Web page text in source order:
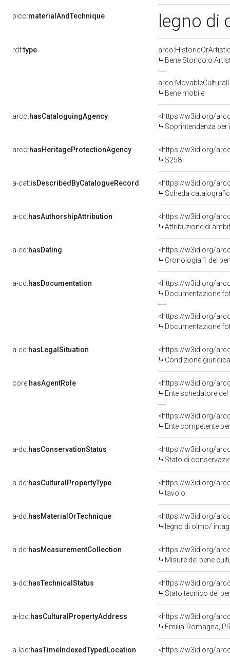
pico:materialAndTechnique legno
rdf:type
Bene Storico o
Bene mobile
arco:hasCataloguingAgency
<https://w3id.org/
Soprintendenza
arco:hasHeritageProtectionAgency
<https://w3id.org/
S258
a-cat:isDescribedByCatalogueRecord
<https://w3id.org/
Scheda
a-cd:hasAuthorshipAttribution
<https://w3id.org/
Attribuzione di
a-cd:hasDating
<https://w3id.org/
Cronologia 1 del
a-cd:hasDocumentation
Documentazione
Documentazione
a-cd:hasLegalSituation
Condizione
core:hasAgentRole
<https://w3id.org/
Ente schedatore del bene
<https://w3id.org/
Ente competente per
a-dd:hasConservationStatus
<https://w3id.org/
Stato di
a-dd:hasCulturalPropertyType
<https://w3id.org/
tavolo
a-dd:hasMaterialOrTechnique
<https://w3id.org/
legno di olmo/
a-dd:hasMeasurementCollection
<https://w3id.org/
Misure del bene
a-dd:hasTechnicalStatus
<https://w3id.org/
Stato tecnico del
a-loc:hasCulturalPropertyAddress
<https://w3id.org/
Emilia-Romagna,
a-loc:hasTimeIndexedTypedLocation <https://w3id.org/